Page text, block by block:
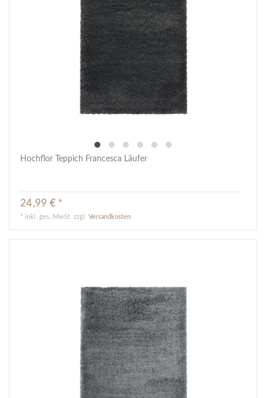
Hochflor Teppich Francesca Läufer
24,99 € *
* inkl. ges. MwSt. zzgl.Versandkosten